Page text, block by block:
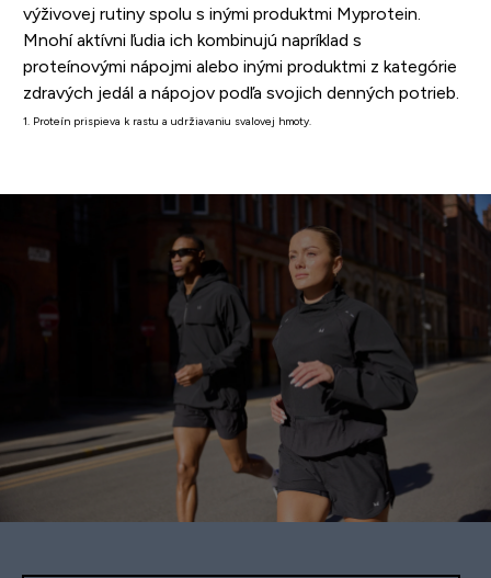
výživovej rutiny spolu s inými produktmi Myprotein.
Mnohí aktívni ľudia ich kombinujú napríklad s
proteínovými nápojmi alebo inými produktmi z kategórie
zdravých jedál a nápojov podľa svojich denných potrieb.
1. Proteín prispieva k rastu a udržiavaniu svalovej hmoty.